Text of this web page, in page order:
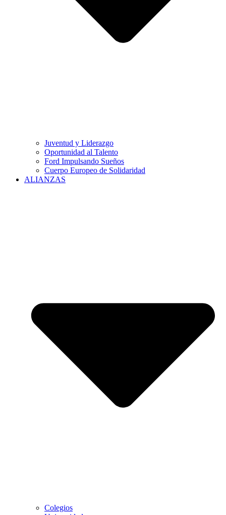
Juventud y Liderazgo
Oportunidad al Talento
Ford Impulsando Sueños
Cuerpo Europeo de Solidaridad
ALIANZAS
Colegios